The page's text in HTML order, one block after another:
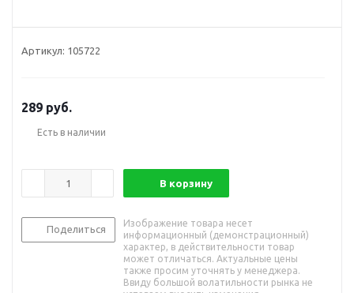
Артикул: 105722
289 руб.
Есть в наличии
В корзину
Поделиться
Изображение товара несет
информационный (демонстрационный)
характер, в действительности товар
может отличаться. Актуальные цены
также просим уточнять у менеджера.
Ввиду большой волатильности рынка не